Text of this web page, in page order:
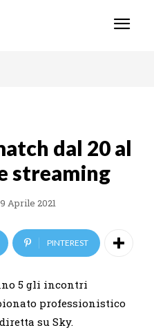
dal 20 al
streaming
Aprile 2021
PINTEREST
5 gli incontri
professionistico
su Sky.